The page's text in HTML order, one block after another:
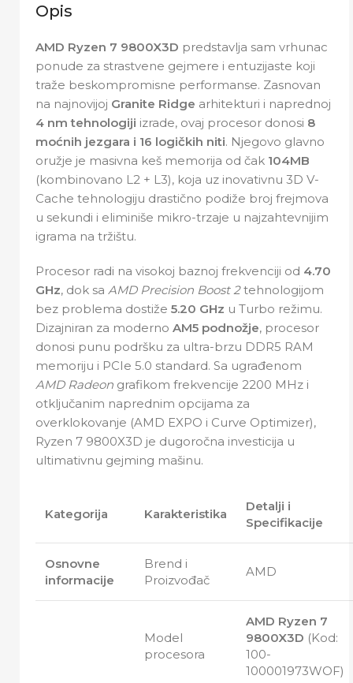
Opis
AMD Ryzen 7 9800X3D predstavlja sam vrhunac
ponude za strastvene gejmere i entuzijaste koji
traže beskompromisne performanse. Zasnovan
na najnovijoj Granite Ridge arhitekturi i naprednoj
4 nm tehnologiji izrade, ovaj procesor donosi 8
moćnih jezgara i 16 logičkih niti. Njegovo glavno
oružje je masivna keš memorija od čak 104MB
(kombinovano L2 + L3), koja uz inovativnu 3D V-
Cache tehnologiju drastično podiže broj frejmova
u sekundi i eliminiše mikro-trzaje u najzahtevnijim
igrama na tržištu.
Procesor radi na visokoj baznoj frekvenciji od 4.70
GHz, dok sa AMD Precision Boost 2tehnologijom
bez problema dostiže 5.20 GHz u Turbo režimu.
Dizajniran za moderno AM5 podnožje, procesor
donosi punu podršku za ultra-brzu DDR5 RAM
memoriju i PCIe 5.0 standard. Sa ugrađenom
AMD Radeon grafikom frekvencije 2200 MHz i
otključanim naprednim opcijama za
overklokovanje (AMD EXPO i Curve Optimizer),
Ryzen 7 9800X3D je dugoročna investicija u
ultimativnu gejming mašinu.
Kategorija Karakteristika
Detalji i
Specifikacije
Osnovne
informacije
Brend i
Proizvođač
AMD
Model
procesora
AMD Ryzen 7
9800X3D (Kod:
100-
100001973WOF)